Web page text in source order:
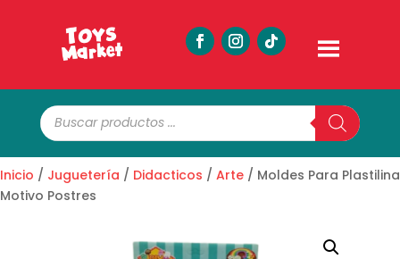
Búsqueda
de
productos
Inicio / Juguetería / Didacticos / Arte / Moldes Para Plastilina
Motivo Postres